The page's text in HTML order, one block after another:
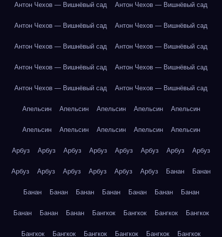
Антон Чехов — Вишнёвый сад Антон Чехов — Вишнёвый сад
Антон Чехов — Вишнёвый сад Антон Чехов — Вишнёвый сад
Антон Чехов — Вишнёвый сад Антон Чехов — Вишнёвый сад
Антон Чехов — Вишнёвый сад Антон Чехов — Вишнёвый сад
Антон Чехов — Вишнёвый сад Антон Чехов — Вишнёвый сад
Апельсин Апельсин Апельсин Апельсин Апельсин
Апельсин Апельсин Апельсин Апельсин Апельсин
Арбуз Арбуз Арбуз Арбуз Арбуз Арбуз Арбуз Арбуз
Арбуз Арбуз Арбуз Арбуз Арбуз Арбуз Банан Банан
Банан Банан Банан Банан Банан Банан Банан
Банан Банан Банан Бангкок Бангкок Бангкок Бангкок
Бангкок Бангкок Бангкок Бангкок Бангкок Бангкок